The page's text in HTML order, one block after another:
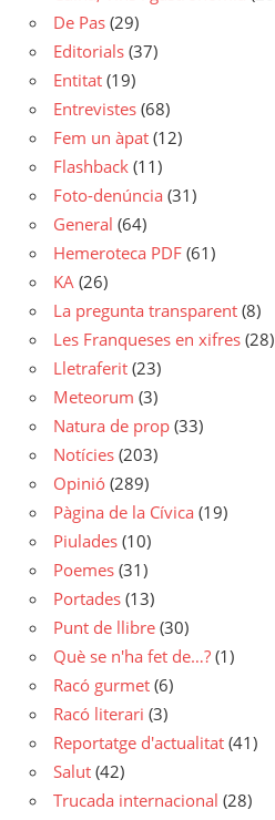
De Pas (29)
Editorials (37)
Entitat (19)
Entrevistes (68)
Fem un àpat (12)
Flashback (11)
Foto-denúncia (31)
General (64)
Hemeroteca PDF (61)
KA (26)
La pregunta transparent (8)
Les Franqueses en xifres (28)
Lletraferit (23)
Meteorum (3)
Natura de prop (33)
Notícies (203)
Opinió (289)
Pàgina de la Cívica (19)
Piulades (10)
Poemes (31)
Portades (13)
Punt de llibre (30)
Què se n'ha fet de…? (1)
Racó gurmet (6)
Racó literari (3)
Reportatge d'actualitat (41)
Salut (42)
Trucada internacional (28)